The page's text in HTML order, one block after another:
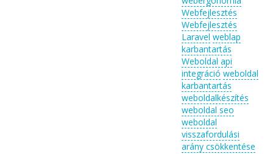
Webfejlesztés
Webfejlesztés
Laravel weblap
karbantartás
Weboldal api
integráció weboldal
karbantartás
weboldalkészítés
weboldal seo
weboldal
visszafordulási
arány csökkentése